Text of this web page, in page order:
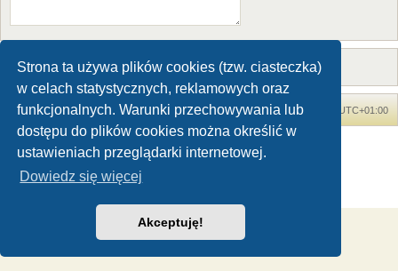
Strona ta używa plików cookies (tzw. ciasteczka)
w celach statystycznych, reklamowych oraz
funkcjonalnych. Warunki przechowywania lub
dostępu do plików cookies można określić w
ustawieniach przeglądarki internetowej.
Dowiedz się więcej
Akceptuję!
Forum Dinozaury.com Strona główna Strefa czasowa UTC+01:00
Technologię dostarczaphpBB® Forum Software © phpBB Limited
Polski pakiet językowy dostarcza